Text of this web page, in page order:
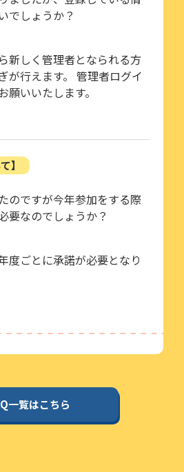
でしょうか？
新しく管理者となられる方
が行えます。 管理者ログイ
願いいたします。
】
のですが今年参加をする際
要なのでしょうか？
度ごとに承諾が必要となり
一覧はこちら